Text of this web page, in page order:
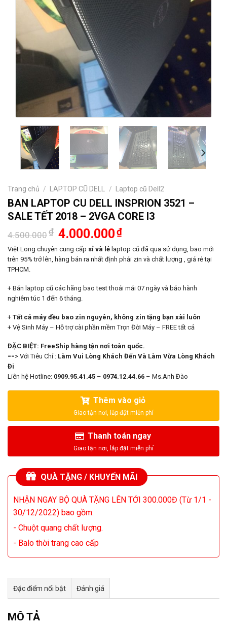
Trang chủ / LAPTOP CŨ DELL / Laptop cũ Dell2
BAN LAPTOP CU DELL INSPRION 3521 –
SALE TẾT 2018 – 2VGA CORE I3
4.500.000₫ Giá
gốc
là:
4.500.000₫.
4.000.000₫Giá
tại
là:
Việt Long chuyên cung cấp sỉ và lẻ laptop cũ đã qua sử dụng, bao mới
trên 95% trở lên, hàng bán ra nhất định phải zin và chất lượng , giá rẻ tại
TPHCM.
+ Bán laptop cũ các hãng bao test thoải mái 07 ngày và bảo hành
nghiêm túc 1 đến 6 tháng.
+ Tất cả máy đều bao zin nguyên, không zin tặng bạn xài luôn
+ Vệ Sinh Máy – Hỗ trợ cài phần mềm Trọn Đời Máy – FREE tất cả
ĐẶC BIỆT: FreeShip hàng tận nơi toàn quốc.
==> Với Tiêu Chí : Làm Vui Lòng Khách Đến Và Làm Vừa Lòng Khách
Đi
Liên hệ Hotline: 0909.95.41.45 – 0974.12.44.66 – Ms.Anh Đào
Thêm vào giỏ
Thanh toán ngay
QUÀ TẶNG / KHUYẾN MÃI
NHẬN NGAY BỘ QUÀ TẶNG LÊN TỚI 300.000Đ (Từ 1/1 -
30/12/2022) bao gồm:
- Chuột quang chất lượng.
- Balo thời trang cao cấp
Đặc điểm nổi bật Đánh giá
Tư vấn & bán hàng qua Facebook
MÔ TẢ